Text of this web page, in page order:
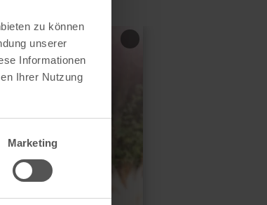
zu können
unserer
Informationen
Ihrer Nutzung
Marketing